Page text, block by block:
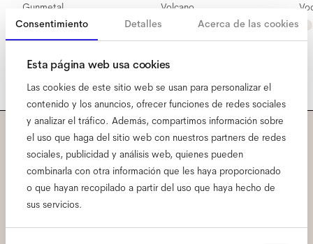
Consentimiento Detalles Acerca de las cookies
Esta página web usa cookies
Las cookies de este sitio web se usan para personalizar el
contenido y los anuncios, ofrecer funciones de redes sociales
y analizar el tráfico. Además, compartimos información sobre
el uso que haga del sitio web con nuestros partners de redes
sociales, publicidad y análisis web, quienes pueden
combinarla con otra información que les haya proporcionado
o que hayan recopilado a partir del uso que haya hecho de
sus servicios.
Gunmetal Volcano
Suscríbete a nuestra
newsletter y conoce todas
las primicias de Ace & Tate.